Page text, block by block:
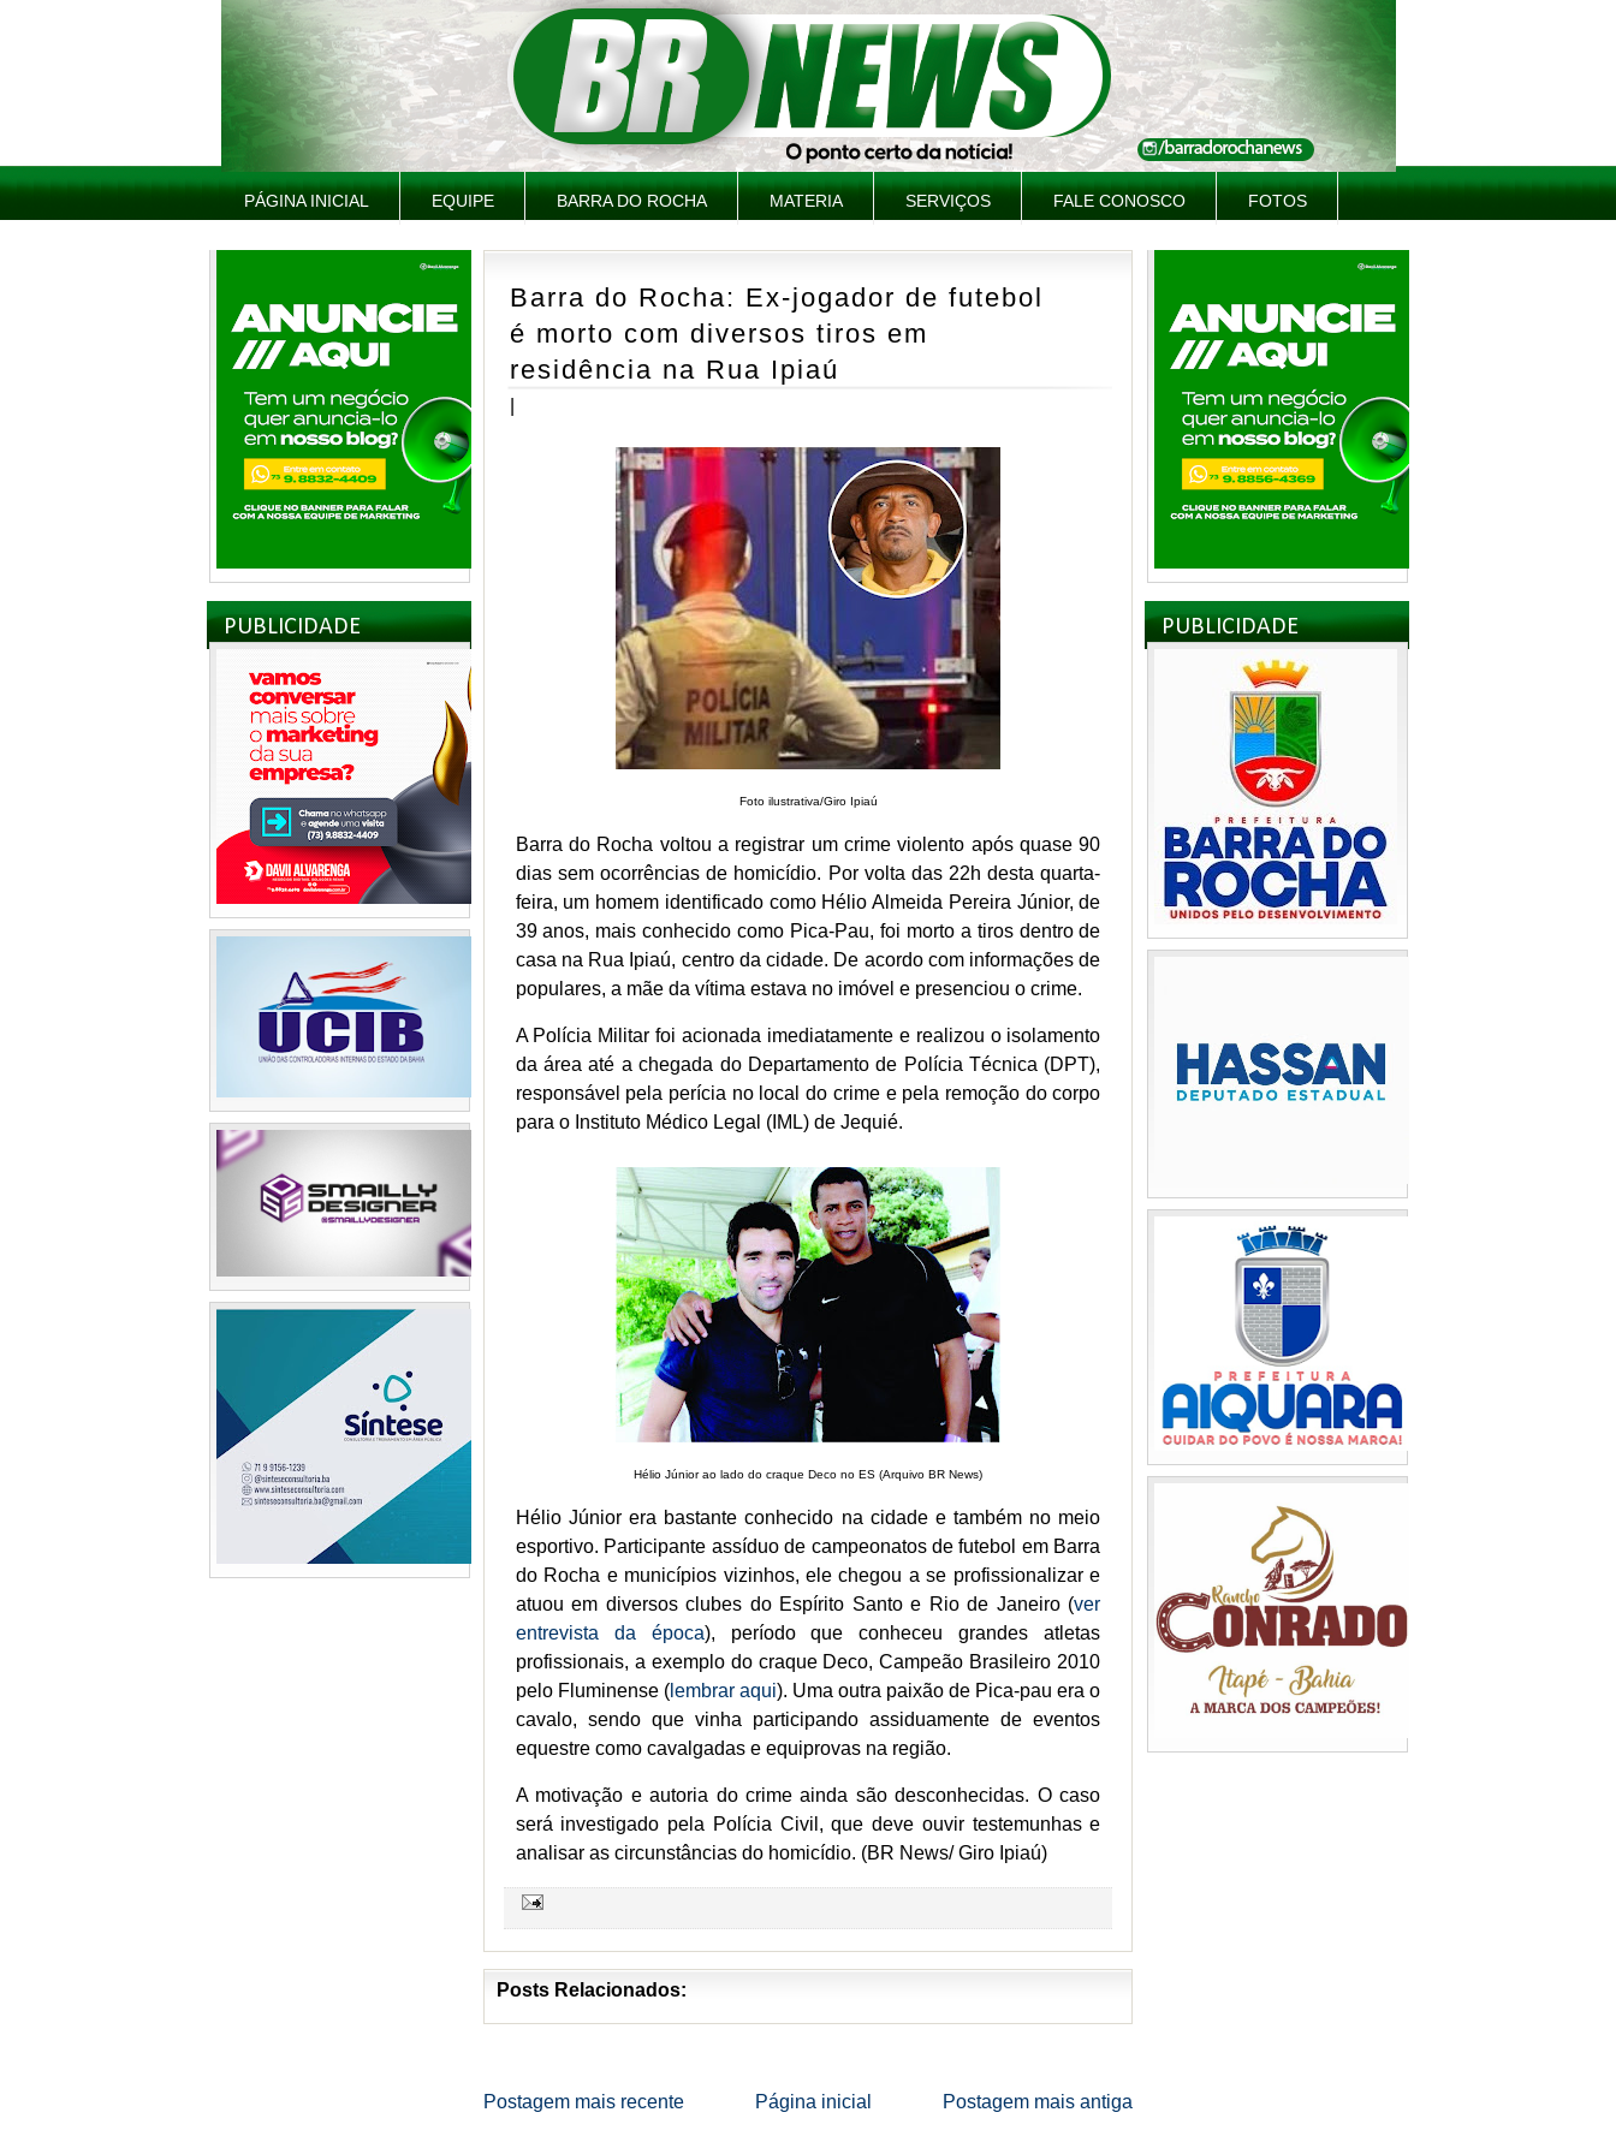
PÁGINA INICIAL EQUIPE BARRA DO ROCHA MATERIA SERVIÇOS FALE CONOSCO FOTOS
PUBLICIDADE
Barra do Rocha: Ex-jogador de futebol
é morto com diversos tiros em
residência na Rua Ipiaú
Foto ilustrativa/Giro Ipiaú
Barra do Rocha voltou a registrar um crime violento após quase 90
dias sem ocorrências de homicídio. Por volta das 22h desta quarta-
feira, um homem identificado como Hélio Almeida Pereira Júnior, de
39 anos, mais conhecido como Pica-Pau, foi morto a tiros dentro de
casa na Rua Ipiaú, centro da cidade. De acordo com informações de
populares, a mãe da vítima estava no imóvel e presenciou o crime.
A Polícia Militar foi acionada imediatamente e realizou o isolamento
da área até a chegada do Departamento de Polícia Técnica (DPT),
responsável pela perícia no local do crime e pela remoção do corpo
para o Instituto Médico Legal (IML) de Jequié.
Hélio Júnior ao lado do craque Deco no ES (Arquivo BR News)
Hélio Júnior era bastante conhecido na cidade e também no meio
esportivo. Participante assíduo de campeonatos de futebol em Barra
do Rocha e municípios vizinhos, ele chegou a se profissionalizar e
atuou em diversos clubes do Espírito Santo e Rio de Janeiro (ver
entrevista da época), período que conheceu grandes atletas
profissionais, a exemplo do craque Deco, Campeão Brasileiro 2010
pelo Fluminense (lembrar aqui). Uma outra paixão de Pica-pau era o
cavalo, sendo que vinha participando assiduamente de eventos
equestre como cavalgadas e equiprovas na região.
A motivação e autoria do crime ainda são desconhecidas. O caso
será investigado pela Polícia Civil, que deve ouvir testemunhas e
analisar as circunstâncias do homicídio. (BR News/ Giro Ipiaú)
Posts Relacionados:
Postagem mais recente Postagem mais antiga
Página inicial
PUBLICIDADE